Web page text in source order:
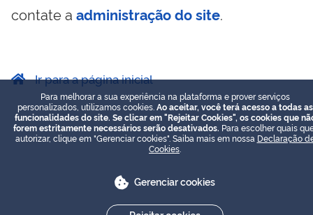
contate a administração do site.
Ir para a página inicial
Para melhorar a sua experiência na plataforma e prover serviços
personalizados, utilizamos cookies. Ao aceitar, você terá acesso a todas as
funcionalidades do site. Se clicar em "Rejeitar Cookies", os cookies que
forem estritamente necessários serão desativados. Para escolher quais
autorizar, clique em "Gerenciar cookies". Saiba mais em nossa Declaração
Cookies
Gerenciar cookies